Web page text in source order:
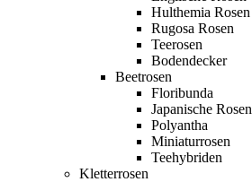
Hulthemia Rosen
Rugosa Rosen
Teerosen
Bodendecker
Beetrosen
Floribunda
Japanische Rosen
Polyantha
Miniaturrosen
Teehybriden
Kletterrosen